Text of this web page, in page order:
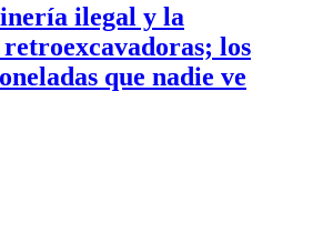
ilegal y la
los
que nadie ve